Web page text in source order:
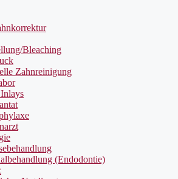
Bleaching
Zahnreinigung
(Endodontie)